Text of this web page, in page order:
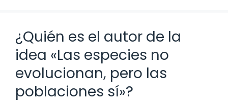
¿Quién es el autor de la
idea «Las especies no
evolucionan, pero las
poblaciones sí»?